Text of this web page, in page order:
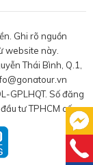
Ghi rõ nguồn
website này.
Thái Bình, Q.1,
GPLHQT. Số đăng
tư TPHCM cấp